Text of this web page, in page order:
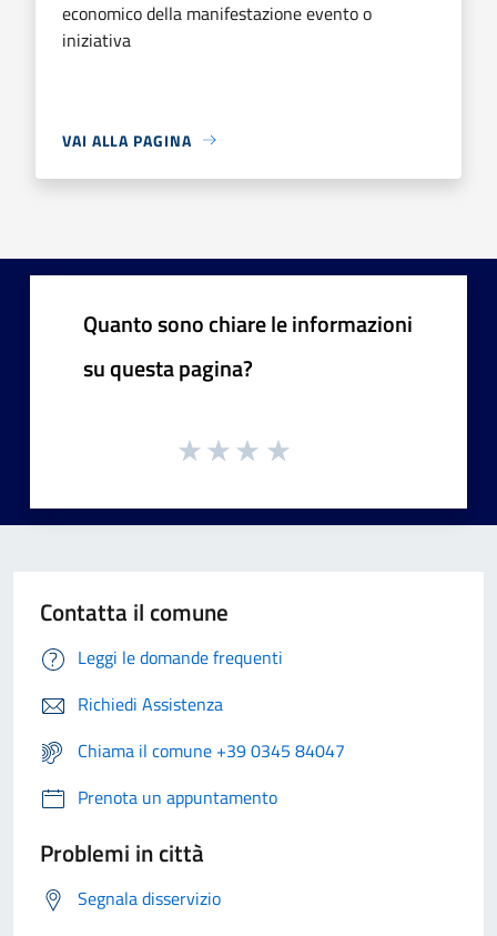
economico della manifestazione evento o
iniziativa
VAI ALLA PAGINA
Quanto sono chiare le informazioni
su questa pagina?
Contatta il comune
Leggi le domande frequenti
Richiedi Assistenza
Chiama il comune +39 0345 84047
Prenota un appuntamento
Problemi in città
Segnala disservizio